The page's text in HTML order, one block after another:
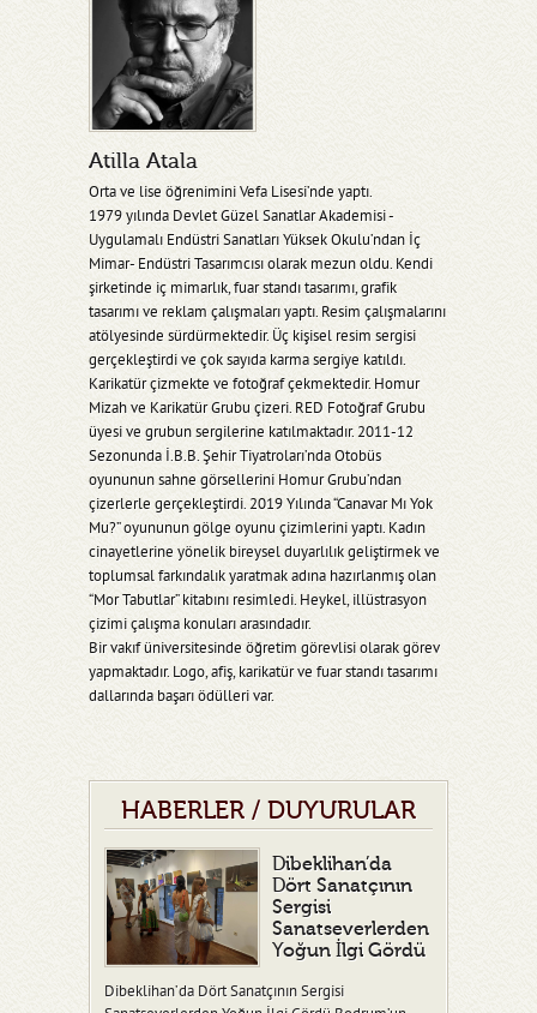
Atilla Atala
Orta ve lise öğrenimini Vefa Lisesi’nde yaptı.
1979 yılında Devlet Güzel Sanatlar Akademisi -
Uygulamalı Endüstri Sanatları Yüksek Okulu’ndan İç
Mimar- Endüstri Tasarımcısı olarak mezun oldu. Kendi
şirketinde iç mimarlık, fuar standı tasarımı, grafik
tasarımı ve reklam çalışmaları yaptı. Resim çalışmalarını
atölyesinde sürdürmektedir. Üç kişisel resim sergisi
gerçekleştirdi ve çok sayıda karma sergiye katıldı.
Karikatür çizmekte ve fotoğraf çekmektedir. Homur
Mizah ve Karikatür Grubu çizeri. RED Fotoğraf Grubu
üyesi ve grubun sergilerine katılmaktadır. 2011-12
Sezonunda İ.B.B. Şehir Tiyatroları’nda Otobüs
oyununun sahne görsellerini Homur Grubu’ndan
çizerlerle gerçekleştirdi. 2019 Yılında “Canavar Mı Yok
Mu?” oyununun gölge oyunu çizimlerini yaptı. Kadın
cinayetlerine yönelik bireysel duyarlılık geliştirmek ve
toplumsal farkındalık yaratmak adına hazırlanmış olan
“Mor Tabutlar” kitabını resimledi. Heykel, illüstrasyon
çizimi çalışma konuları arasındadır.
Bir vakıf üniversitesinde öğretim görevlisi olarak görev
yapmaktadır. Logo, afiş, karikatür ve fuar standı tasarımı
dallarında başarı ödülleri var.
HABERLER / DUYURULAR
Dibeklihan’da
Dört Sanatçının
Sergisi
Sanatseverlerden
Yoğun İlgi Gördü
Dibeklihan’da Dört Sanatçının Sergisi